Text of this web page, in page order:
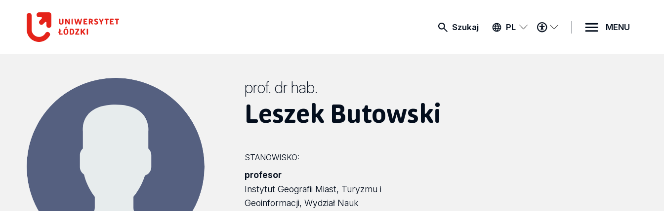
Szukaj PL
MENU
DOSTĘPNOŚCI
MENU
prof. dr hab.
Leszek Butowski
STANOWISKO:
profesor
Instytut Geografii Miast, Turyzmu i
Geoinformacji, Wydział Nauk